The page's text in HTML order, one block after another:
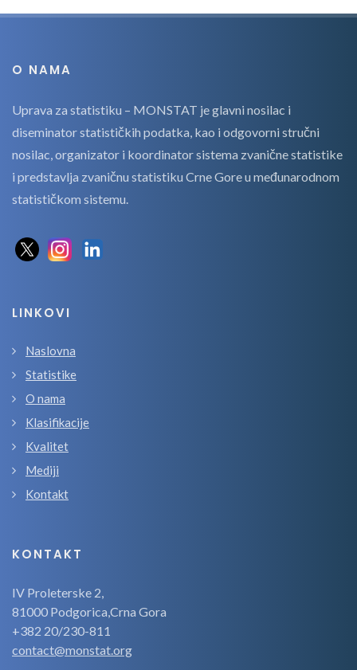
O NAMA
Uprava za statistiku – MONSTAT je glavni nosilac i
diseminator statističkih podatka, kao i odgovorni stručni
nosilac, organizator i koordinator sistema zvanične statistike
i predstavlja zvaničnu statistiku Crne Gore u međunarodnom
statističkom sistemu.
LINKOVI
Naslovna
Statistike
O nama
Klasifikacije
Kvalitet
Mediji
Kontakt
KONTAKT
IV Proleterske 2,
81000 Podgorica,Crna Gora
+382 20/230-811
contact@monstat.org